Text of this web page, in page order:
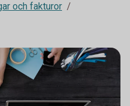
och fakturor